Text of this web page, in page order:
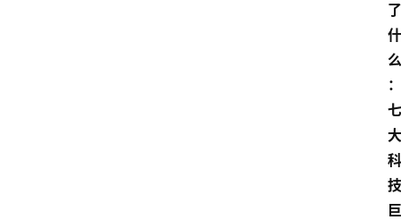
了
什
么
：
七
大
科
技
巨